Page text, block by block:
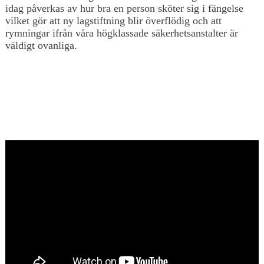
idag påverkas av hur bra en person sköter sig i fängelse
vilket gör att ny lagstiftning blir överflödig och att
rymningar ifrån våra högklassade säkerhetsanstalter är
väldigt ovanliga.